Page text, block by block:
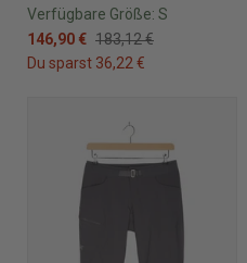
Verfügbare Größe: S
146,90 € 183,12 €
Du sparst 36,22 €